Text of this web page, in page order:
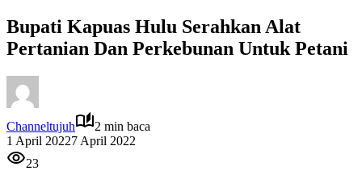
Bupati Kapuas Hulu Serahkan Alat
Pertanian Dan Perkebunan Untuk Petani
Channeltujuh
2 min baca
1 April 20227 April 2022
23